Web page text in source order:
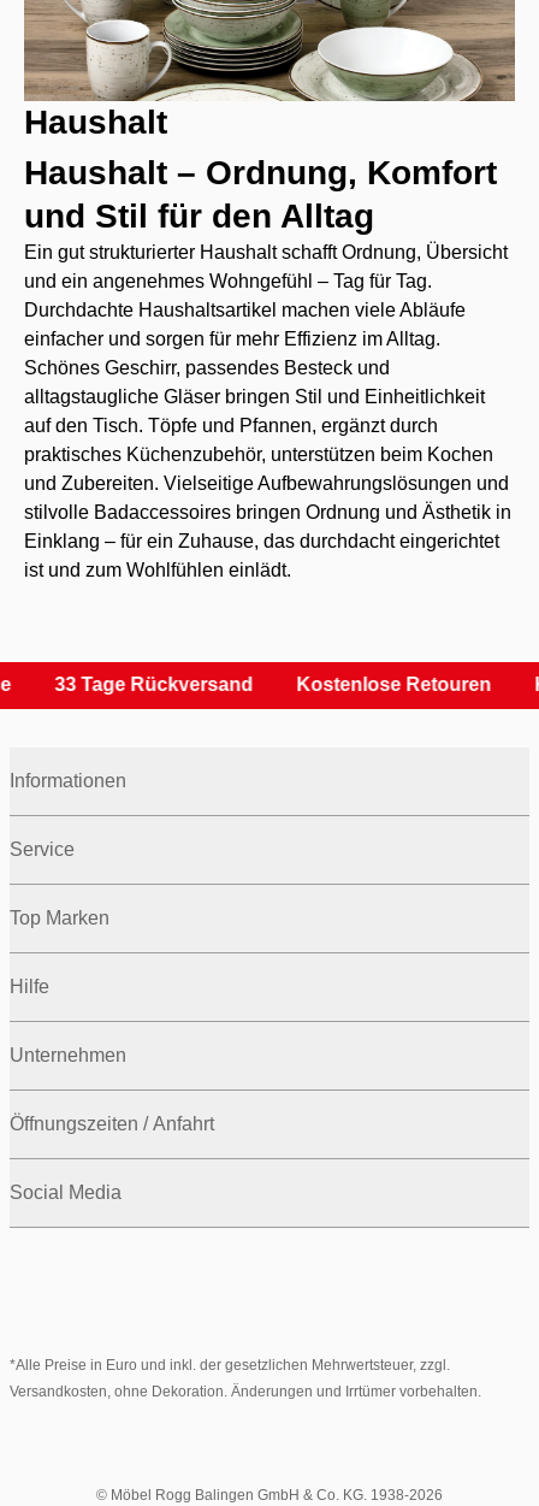
Haushalt
Haushalt – Ordnung, Komfort
und Stil für den Alltag
Ein gut strukturierter Haushalt schafft Ordnung, Übersicht
und ein angenehmes Wohngefühl – Tag für Tag.
Durchdachte Haushaltsartikel machen viele Abläufe
einfacher und sorgen für mehr Effizienz im Alltag.
Schönes Geschirr, passendes Besteck und
alltagstaugliche Gläser bringen Stil und Einheitlichkeit
auf den Tisch. Töpfe und Pfannen, ergänzt durch
praktisches Küchenzubehör, unterstützen beim Kochen
und Zubereiten. Vielseitige Aufbewahrungslösungen und
stilvolle Badaccessoires bringen Ordnung und Ästhetik in
Einklang – für ein Zuhause, das durchdacht eingerichtet
ist und zum Wohlfühlen einlädt.
33 Tage Rückversand Kostenlose Retouren
Informationen
Service
Top Marken
Hilfe
Unternehmen
Öffnungszeiten / Anfahrt
Social Media
*Alle Preise in Euro und inkl. der gesetzlichen Mehrwertsteuer, zzgl.
Versandkosten, ohne Dekoration. Änderungen und Irrtümer vorbehalten.
© Möbel Rogg Balingen GmbH & Co. KG. 1938-2026